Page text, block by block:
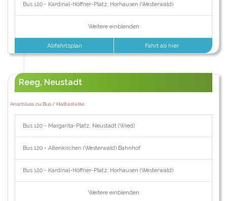
Bus 120 - Kardinal-Höffner-Platz, Horhausen (Westerwald)
Weitere einblenden
Abfahrtsplan Fahrt ab hier
Reeg, Neustadt
Anschluss zu Bus / Haltestelle:
Bus 120 - Margarita-Platz, Neustadt (Wied)
Bus 120 - Altenkirchen (Westerwald) Bahnhof
Bus 120 - Kardinal-Höffner-Platz, Horhausen (Westerwald)
Weitere einblenden